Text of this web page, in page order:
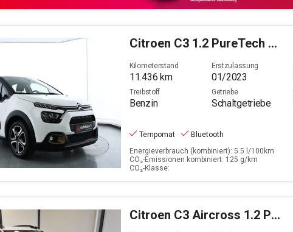
Citroen C3 1.2 PureTech 82 C-Series Stop&Start (EURO 6d)
Kilometerstand
11.436 km
Erstzulassung
01/2023
Treibstoff
Benzin
Getriebe
Schaltgetriebe
Tempomat
Bluetooth
Energieverbrauch (kombiniert): 5.5 l/100km
CO₂-Emissionen kombiniert: 125 g/km
CO₂-Klasse:
Citroen C3 Aircross 1.2 PureTech 130 C-Series S&S (EU6d)